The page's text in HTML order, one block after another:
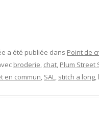
a été publiée dans Point de
broderie, chat, Plum Street
en commun, SAL, stitch a long,